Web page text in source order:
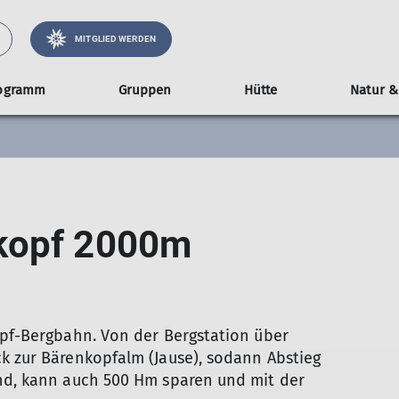
MITGLIED WERDEN
Satzung Geschichte
Alpine Disziplinen
Hochtouren
Klettersteige
Veranstaltungen
Gruppen
mit Kindern
Familien
Wochentagswanderer
Hütte
Belegungsplan
Natur
Ausrüstungsverleih Karten,
2000m
Bergbahn. Von der Bergstation über
zur Bärenkopfalm (Jause), sodann Abstieg
kann auch 500 Hm sparen und mit der